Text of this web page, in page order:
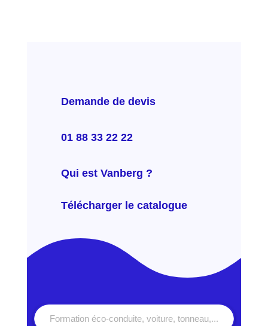
Demande de devis
01 88 33 22 22
Qui est Vanberg ?
Télécharger le catalogue